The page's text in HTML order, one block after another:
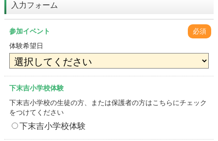
入力フォーム
参加イベント
必須
体験希望日
下末吉小学校体験
下末吉小学校の生徒の方、または保護者の方はこちらにチェック
をつけてください
下末吉小学校体験